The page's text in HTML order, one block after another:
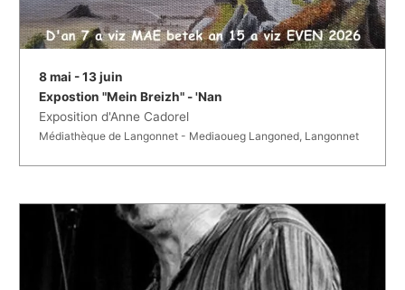
8 mai - 13 juin
Expostion "Mein Breizh" - 'Nan
Exposition d'Anne Cadorel
Médiathèque de Langonnet - Mediaoueg Langoned, Langonnet